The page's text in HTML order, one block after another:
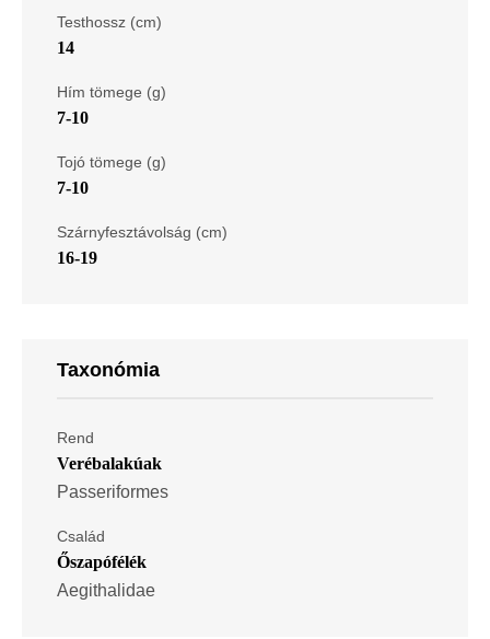
Testhossz (cm)
14
Hím tömege (g)
7-10
Tojó tömege (g)
7-10
Szárnyfesztávolság (cm)
16-19
Taxonómia
Rend
Verébalakúak
Passeriformes
Család
Őszapófélék
Aegithalidae